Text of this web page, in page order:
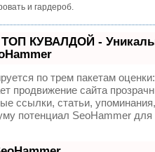
и гардероб.
КУВАЛДОЙ -
по трем пакетам оценки:
продвижение сайта
ссылки, статьи,
потенциал SeoHammer